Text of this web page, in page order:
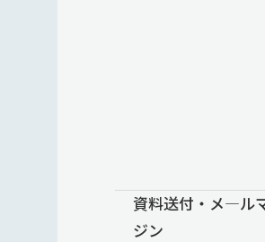
資料送付・メ―ル
ジン